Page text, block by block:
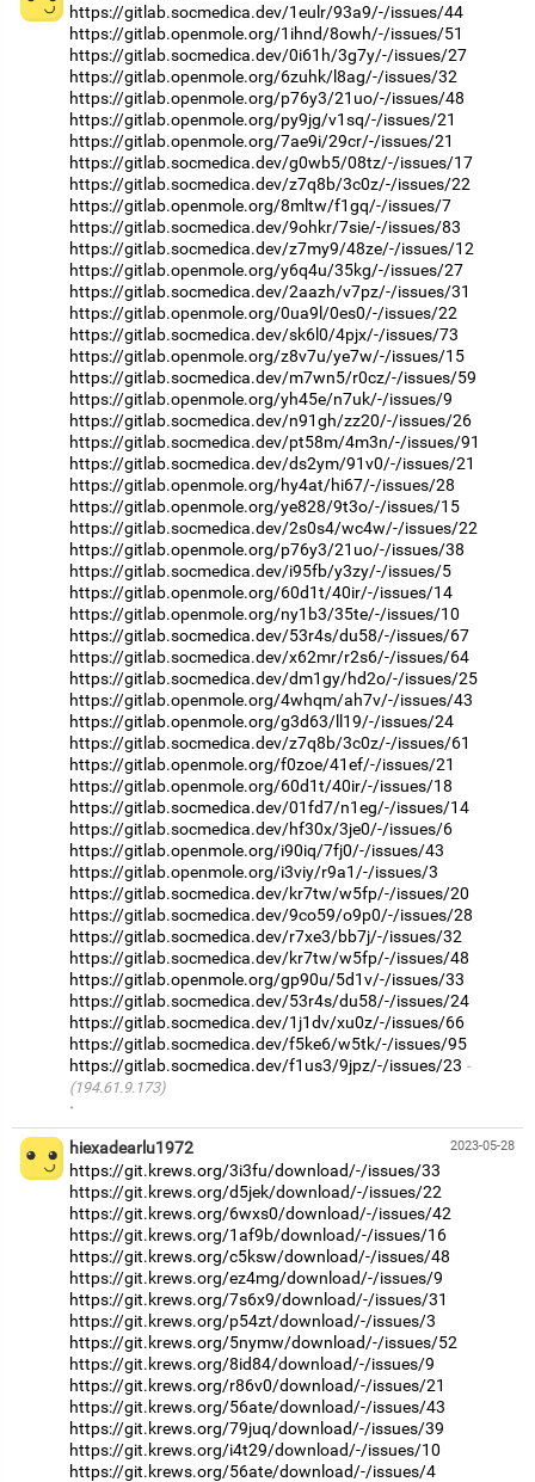
https://gitlab.socmedica.dev/1eulr/93a9/-/issues/44
https://gitlab.openmole.org/1ihnd/8owh/-/issues/51
https://gitlab.socmedica.dev/0i61h/3g7y/-/issues/27
https://gitlab.openmole.org/6zuhk/l8ag/-/issues/32
https://gitlab.openmole.org/p76y3/21uo/-/issues/48
https://gitlab.openmole.org/py9jg/v1sq/-/issues/21
https://gitlab.openmole.org/7ae9i/29cr/-/issues/21
https://gitlab.socmedica.dev/g0wb5/08tz/-/issues/17
https://gitlab.socmedica.dev/z7q8b/3c0z/-/issues/22
https://gitlab.openmole.org/8mltw/f1gq/-/issues/7
https://gitlab.socmedica.dev/9ohkr/7sie/-/issues/83
https://gitlab.socmedica.dev/z7my9/48ze/-/issues/12
https://gitlab.openmole.org/y6q4u/35kg/-/issues/27
https://gitlab.socmedica.dev/2aazh/v7pz/-/issues/31
https://gitlab.openmole.org/0ua9l/0es0/-/issues/22
https://gitlab.socmedica.dev/sk6l0/4pjx/-/issues/73
https://gitlab.openmole.org/z8v7u/ye7w/-/issues/15
https://gitlab.socmedica.dev/m7wn5/r0cz/-/issues/59
https://gitlab.openmole.org/yh45e/n7uk/-/issues/9
https://gitlab.socmedica.dev/n91gh/zz20/-/issues/26
https://gitlab.socmedica.dev/pt58m/4m3n/-/issues/91
https://gitlab.socmedica.dev/ds2ym/91v0/-/issues/21
https://gitlab.openmole.org/hy4at/hi67/-/issues/28
https://gitlab.openmole.org/ye828/9t3o/-/issues/15
https://gitlab.socmedica.dev/2s0s4/wc4w/-/issues/22
https://gitlab.openmole.org/p76y3/21uo/-/issues/38
https://gitlab.socmedica.dev/i95fb/y3zy/-/issues/5
https://gitlab.openmole.org/60d1t/40ir/-/issues/14
https://gitlab.openmole.org/ny1b3/35te/-/issues/10
https://gitlab.socmedica.dev/53r4s/du58/-/issues/67
https://gitlab.socmedica.dev/x62mr/r2s6/-/issues/64
https://gitlab.socmedica.dev/dm1gy/hd2o/-/issues/25
https://gitlab.openmole.org/4whqm/ah7v/-/issues/43
https://gitlab.openmole.org/g3d63/ll19/-/issues/24
https://gitlab.socmedica.dev/z7q8b/3c0z/-/issues/61
https://gitlab.openmole.org/f0zoe/41ef/-/issues/21
https://gitlab.openmole.org/60d1t/40ir/-/issues/18
https://gitlab.socmedica.dev/01fd7/n1eg/-/issues/14
https://gitlab.socmedica.dev/hf30x/3je0/-/issues/6
https://gitlab.openmole.org/i90iq/7fj0/-/issues/43
https://gitlab.openmole.org/i3viy/r9a1/-/issues/3
https://gitlab.socmedica.dev/kr7tw/w5fp/-/issues/20
https://gitlab.socmedica.dev/9co59/o9p0/-/issues/28
https://gitlab.socmedica.dev/r7xe3/bb7j/-/issues/32
https://gitlab.socmedica.dev/kr7tw/w5fp/-/issues/48
https://gitlab.openmole.org/gp90u/5d1v/-/issues/33
https://gitlab.socmedica.dev/53r4s/du58/-/issues/24
https://gitlab.socmedica.dev/1j1dv/xu0z/-/issues/66
https://gitlab.socmedica.dev/f5ke6/w5tk/-/issues/95
https://gitlab.socmedica.dev/f1us3/9jpz/-/issues/23
(194.61.9.173)
·
2023-05-28
hiexadearlu1972
https://git.krews.org/3i3fu/download/-/issues/33
https://git.krews.org/d5jek/download/-/issues/22
https://git.krews.org/6wxs0/download/-/issues/42
https://git.krews.org/1af9b/download/-/issues/16
https://git.krews.org/c5ksw/download/-/issues/48
https://git.krews.org/ez4mg/download/-/issues/9
https://git.krews.org/7s6x9/download/-/issues/31
https://git.krews.org/p54zt/download/-/issues/3
https://git.krews.org/5nymw/download/-/issues/52
https://git.krews.org/8id84/download/-/issues/9
https://git.krews.org/r86v0/download/-/issues/21
https://git.krews.org/56ate/download/-/issues/43
https://git.krews.org/79juq/download/-/issues/39
https://git.krews.org/i4t29/download/-/issues/10
https://git.krews.org/56ate/download/-/issues/4